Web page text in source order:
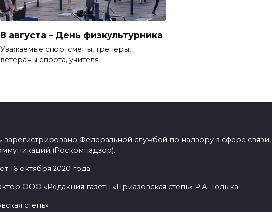
8 августа – День физкультурника
Уважаемые спортсмены, тренеры,
ветераны спорта, учителя
зарегистрировано Федеральной службой по надзору в сфере связи,
(Роскомнадзор).
16 октября 2020 года.
ООО «Редакция газеты «Приазовская степь» Р.А. Тодыка.
степь»